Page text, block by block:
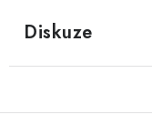
Diskuze